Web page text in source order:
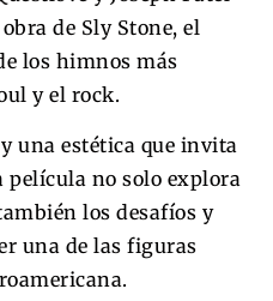
de Sly Stone, el
los himnos más
y el rock.
una estética que invita
película no solo explora
los desafíos y
una de las figuras